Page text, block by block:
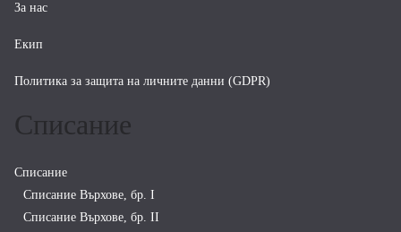
За нас
Екип
Политика за защита на личните данни (GDPR)
Списание
Списание
Списание Върхове, бр. I
Списание Върхове, бр. II